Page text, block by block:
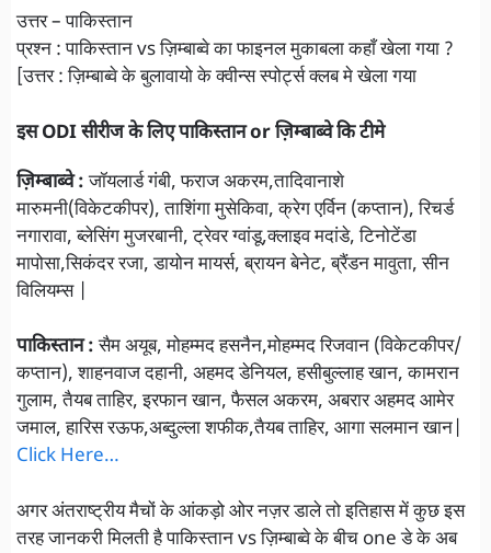
उत्तर – पाकिस्तान
प्रश्न : पाकिस्तान vs ज़िम्बाब्वे का फाइनल मुकाबला कहाँ खेला गया ?
[उत्तर : ज़िम्बाब्वे के बुलावायो के क्वीन्स स्पोर्ट्स क्लब मे खेला गया
इस ODI सीरीज के लिए पाकिस्तान or ज़िम्बाब्वे कि टीमे
ज़िम्बाब्वे :जॉयलार्ड गंबी, फराज अकरम,तादिवानाशे
मारुमनी(विकेटकीपर), ताशिंगा मुसेकिवा, क्रेग एर्विन (कप्तान), रिचर्ड
नगारावा, ब्लेसिंग मुजरबानी, ट्रेवर ग्वांडू,क्लाइव मदांडे, टिनोटेंडा
मापोसा,सिकंदर रजा, डायोन मायर्स, ब्रायन बेनेट, ब्रैंडन मावुता, सीन
विलियम्स |
पाकिस्तान :सैम अयूब, मोहम्मद हसनैन,मोहम्मद रिजवान (विकेटकीपर/
कप्तान), शाहनवाज दहानी, अहमद डेनियल, हसीबुल्लाह खान, कामरान
गुलाम, तैयब ताहिर, इरफान खान, फैसल अकरम, अबरार अहमद आमेर
जमाल, हारिस रऊफ,अब्दुल्ला शफीक,तैयब ताहिर, आगा सलमान खान|
Click Here…
अगर अंतराष्ट्रीय मैचों के आंकड़ो ओर नज़र डाले तो इतिहास में कुछ इस
तरह जानकरी मिलती है पाकिस्तान vs ज़िम्बाब्वे के बीच one डे के अब